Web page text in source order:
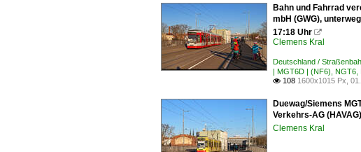
Bahn und Fahrrad
mbH (GWG),
17:18 Uhr 
Clemens Kral
Deutschland /
| MGT6D | (NF6), NGT6,
 108 1600x1015 Px,
Duewag/Siemens
Verkehrs-AG
Clemens Kral